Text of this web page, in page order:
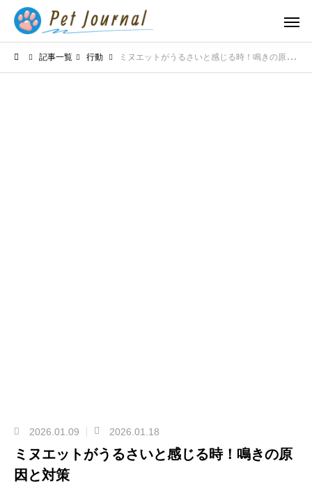
記事一覧 行動 ミヌエットがうるさいと感じる時！鳴きの原因と対策
2026.01.09 2026.01.18
ミヌエットがうるさいと感じる時！鳴きの原
因と対策